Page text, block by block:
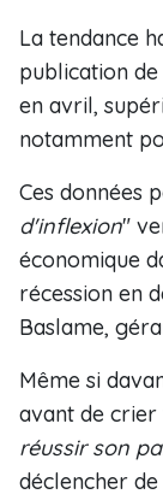
La tendance
publication
en avril,
notamment
Ces données
d'inflexion"
économique
récession en
Baslame,
Même si
avant de crier
réussir son
déclencher